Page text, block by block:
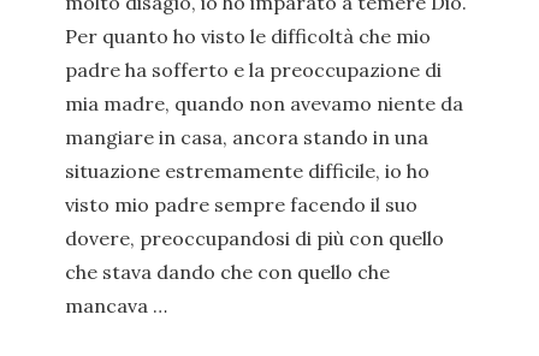
Per quanto ho visto le difficoltà che mio
padre ha sofferto e la preoccupazione di
mia madre, quando non avevamo niente da
mangiare in casa, ancora stando in una
situazione estremamente difficile, io ho
visto mio padre sempre facendo il suo
dovere, preoccupandosi di più con quello
che stava dando che con quello che
mancava …